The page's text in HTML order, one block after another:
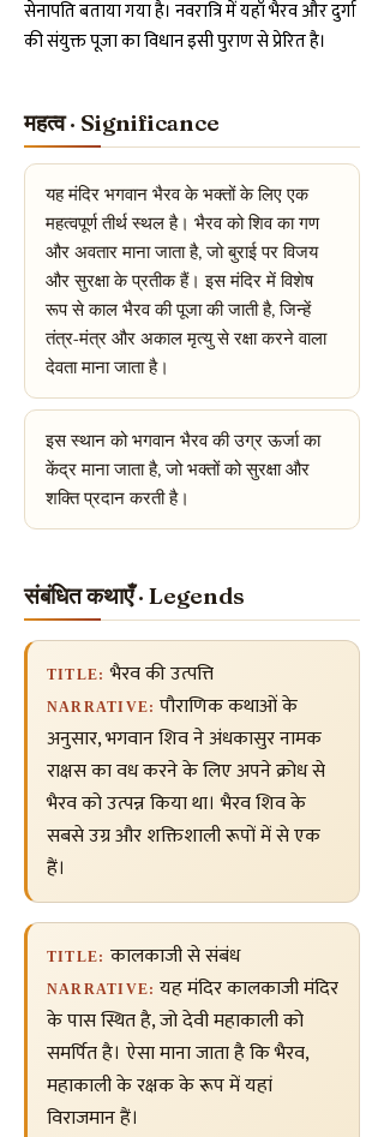
सेनापति बताया गया है। नवरात्रि में यहाँ भैरव और दुर्गा
की संयुक्त पूजा का विधान इसी पुराण से प्रेरित है।
महत्व · Significance
यह मंदिर भगवान भैरव के भक्तों के लिए एक
महत्वपूर्ण तीर्थ स्थल है। भैरव को शिव का गण
और अवतार माना जाता है, जो बुराई पर विजय
और सुरक्षा के प्रतीक हैं। इस मंदिर में विशेष
रूप से काल भैरव की पूजा की जाती है, जिन्हें
तंत्र-मंत्र और अकाल मृत्यु से रक्षा करने वाला
देवता माना जाता है।
इस स्थान को भगवान भैरव की उग्र ऊर्जा का
केंद्र माना जाता है, जो भक्तों को सुरक्षा और
शक्ति प्रदान करती है।
संबंधित कथाएँ · Legends
TITLE: भैरव की उत्पत्ति
NARRATIVE: पौराणिक कथाओं के
अनुसार, भगवान शिव ने अंधकासुर नामक
राक्षस का वध करने के लिए अपने क्रोध से
भैरव को उत्पन्न किया था। भैरव शिव के
सबसे उग्र और शक्तिशाली रूपों में से एक
हैं।
TITLE: कालकाजी से संबंध
NARRATIVE: यह मंदिर कालकाजी मंदिर
के पास स्थित है, जो देवी महाकाली को
समर्पित है। ऐसा माना जाता है कि भैरव,
महाकाली के रक्षक के रूप में यहां
विराजमान हैं।